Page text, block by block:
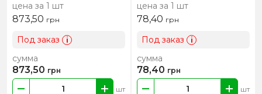
цена за 1 шт
873,50 грн
Под заказ i
шт
сумма
873,50 грн
цена за 1 шт
78,40 грн
Под заказ i
шт
сумма
78,40 грн